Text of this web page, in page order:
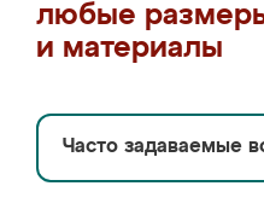
любые
и материалы
Часто задаваемые